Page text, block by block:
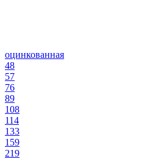
оцинкованная
48
57
76
89
108
114
133
159
219